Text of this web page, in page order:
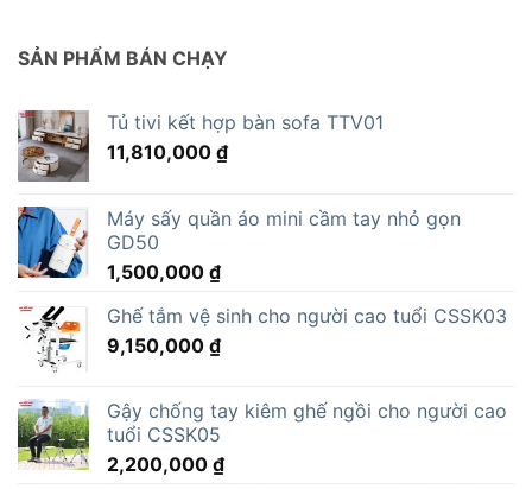
SẢN PHẨM BÁN CHẠY
Tủ tivi kết hợp bàn sofa TTV01
11,810,000 ₫
Máy sấy quần áo mini cầm tay nhỏ gọn
GD50
1,500,000 ₫
Ghế tắm vệ sinh cho người cao tuổi CSSK03
9,150,000 ₫
Gậy chống tay kiêm ghế ngồi cho người cao
tuổi CSSK05
2,200,000 ₫